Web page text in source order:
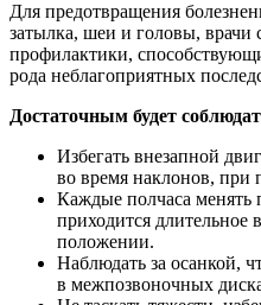
Для предотвращения
затылка, шеи и головы, врачи
профилактики,
рода неблагоприятных
Достаточным будет
Избегать внезапной
во время наклонов, при
Каждые полчаса менять
приходится длительное
положении.
Наблюдать за осанкой,
в межпозвоночных